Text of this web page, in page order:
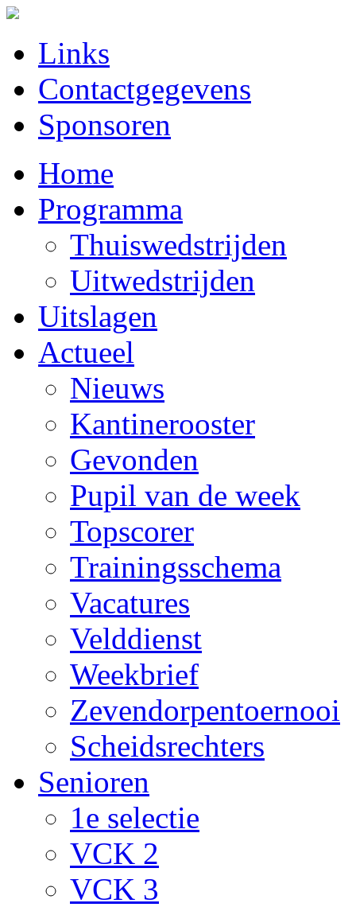
Links
Contactgegevens
Sponsoren
Home
Programma
Thuiswedstrijden
Uitwedstrijden
Uitslagen
Actueel
Nieuws
Kantinerooster
Gevonden
Pupil van de week
Topscorer
Trainingsschema
Vacatures
Velddienst
Weekbrief
Zevendorpentoernooi
Scheidsrechters
Senioren
1e selectie
VCK 2
VCK 3